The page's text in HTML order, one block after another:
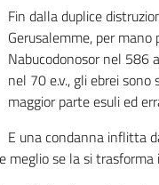
Fin dalla duplice
Gerusalemme, per mano
Nabucodonosor nel 586
nel 70 e.v., gli ebrei sono
maggior parte esuli ed
E una condanna inflitta
meglio se la si trasforma